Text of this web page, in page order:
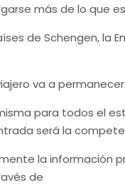
más de lo que
de Schengen, la
va a
para todos el
será la
la información
de